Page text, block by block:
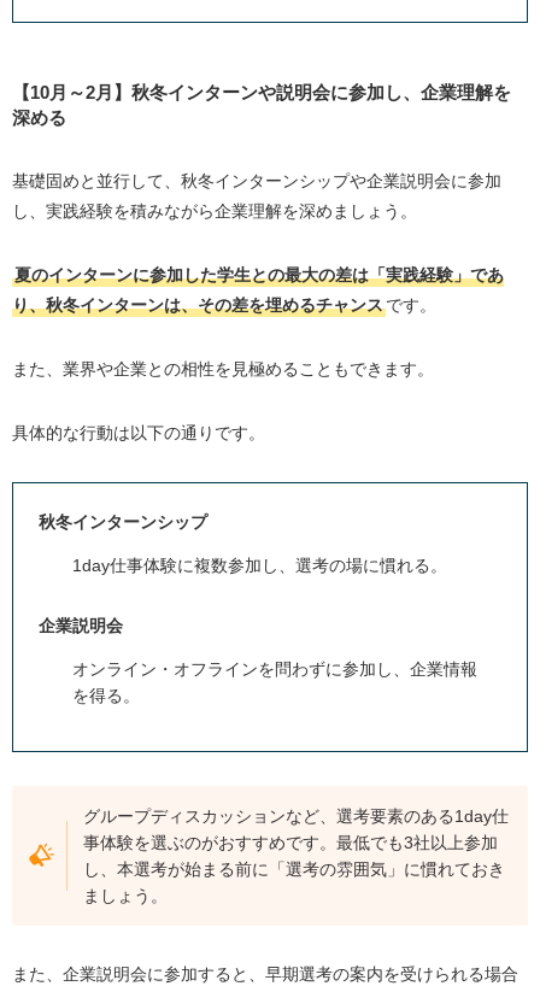
【10月～2月】秋冬インターンや説明会に参加し、企業理解を
深める
基礎固めと並行して、秋冬インターンシップや企業説明会に参加
し、実践経験を積みながら企業理解を深めましょう。
夏のインターンに参加した学生との最大の差は「実践経験」であ
り、秋冬インターンは、その差を埋めるチャンスです。
また、業界や企業との相性を見極めることもできます。
具体的な行動は以下の通りです。
秋冬インターンシップ
1day仕事体験に複数参加し、選考の場に慣れる。
企業説明会
オンライン・オフラインを問わずに参加し、企業情報
を得る。
グループディスカッションなど、選考要素のある1day仕
事体験を選ぶのがおすすめです。最低でも3社以上参加
し、本選考が始まる前に「選考の雰囲気」に慣れておき
ましょう。
また、企業説明会に参加すると、早期選考の案内を受けられる場合